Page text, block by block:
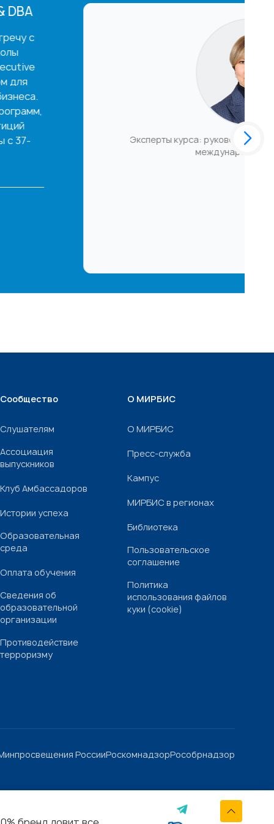
руководители, коучи и консультанты с
Сообщество
Слушателям
Ассоциация
выпускников
Клуб Амбассадоров
Истории успеха
Образовательная
среда
Оплата обучения
Сведения об
образовательной
организации
Противодействие
терроризму
О МИРБИС
О МИРБИС
Пресс-служба
Кампус
МИРБИС в регионах
Библиотека
Пользовательское
соглашение
Политика
использования файлов
куки (cookie)
РоссииРоскомнадзорРособрнадзор